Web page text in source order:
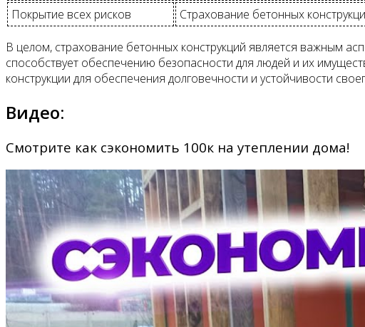
Покрытие всех рисков
Страхование бетонных
В целом, страхование бетонных конструкций является важным
способствует обеспечению безопасности для людей и их
конструкции для обеспечения долговечности и устойчивости
Видео:
Смотрите как сэкономить 100к на утеплении дома!